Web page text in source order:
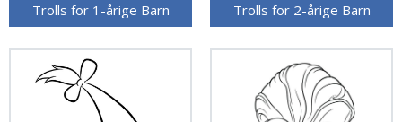
Trolls for 1-årige Barn Trolls for 2-årige Barn